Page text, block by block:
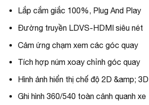
Lắp cắm giắc 100%, Plug And Play
Đường truyền LDVS-HDMI siêu nét
Cảm ứng chạm xem các góc quay
Tích hợp núm xoay chỉnh góc quay
Hình ảnh hiển thị chế độ 2D &amp; 3D
Ghi hình 360/540 toàn cảnh quanh xe